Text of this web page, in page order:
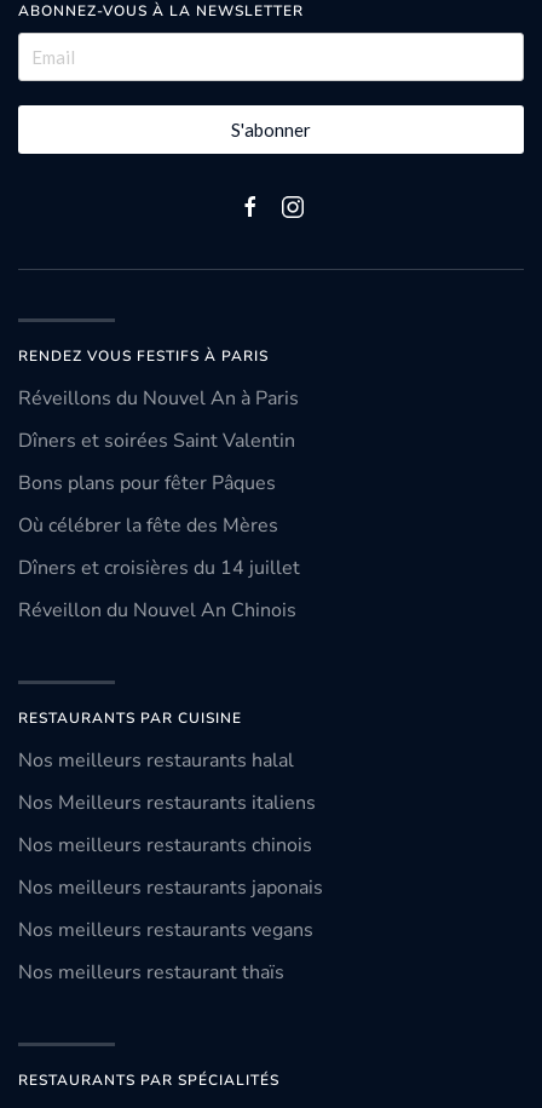
ABONNEZ-VOUS À LA NEWSLETTER
S'abonner
RENDEZ VOUS FESTIFS À PARIS
Réveillons du Nouvel An à Paris
Dîners et soirées Saint Valentin
Bons plans pour fêter Pâques
Où célébrer la fête des Mères
Dîners et croisières du 14 juillet
Réveillon du Nouvel An Chinois
RESTAURANTS PAR CUISINE
Nos meilleurs restaurants halal
Nos Meilleurs restaurants italiens
Nos meilleurs restaurants chinois
Nos meilleurs restaurants japonais
Nos meilleurs restaurants vegans
Nos meilleurs restaurant thaïs
RESTAURANTS PAR SPÉCIALITÉS